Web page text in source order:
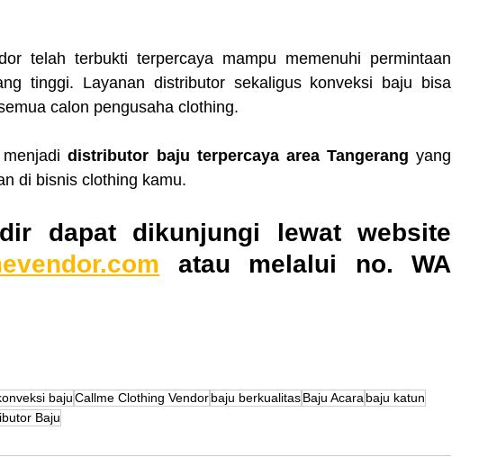
telah terbukti terpercaya mampu memenuhi permintaan
tinggi. Layanan distributor sekaligus konveksi baju bisa
calon pengusaha clothing.
menjadi distributor baju terpercaya area Tangerang yang
di bisnis clothing kamu.
dapat dikunjungi lewat website
bajuCallme Clothing Vendorbaju berkualitasBaju Acara baju katun
Baju